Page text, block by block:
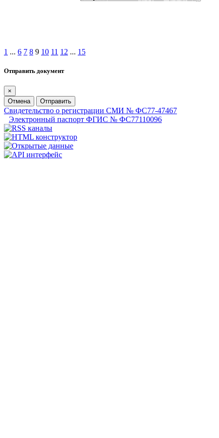
1 ... 6 7 8 9 10 11 12 ... 15
Отправить документ
×
Отмена
Отправить
Свидетельство о регистрации СМИ № ФС77-47467
Электронный паспорт ФГИС № ФС77110096